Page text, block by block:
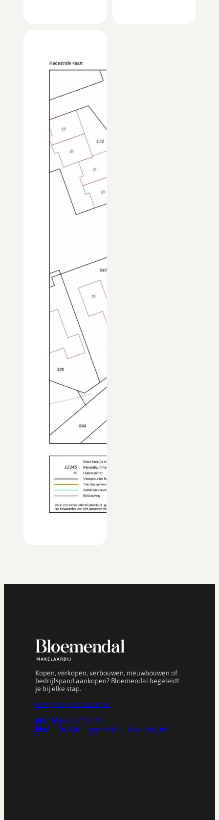
Kopen, verkopen, verbouwen, nieuwbouwen of
bedrijfspand aankopen? Bloemendal begeleidt
je bij elke stap.
Bekijk hier onze locaties
Bel (0546) 67 10 75
Mail info@bloemendalmakelaardij.nl